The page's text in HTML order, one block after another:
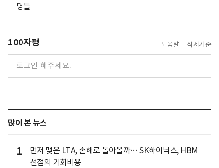
명들
100자평 도움말 삭제기준
많이 본 뉴스
1
먼저 맺은 LTA, 손해로 돌아올까… SK하이닉스, HBM
선점의 기회비용